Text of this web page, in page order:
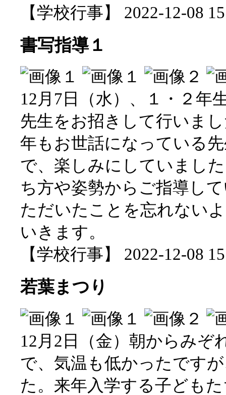
【学校行事】 2022-12-08
書写指導１
12月7日（水）、１・２年
先生をお招きして行いま
年もお世話になっている
で、楽しみにしていまし
ち方や姿勢からご指導し
ただいたことを忘れない
いきます。
【学校行事】 2022-12-08
若葉まつり
12月2日（金）朝からみぞ
で、気温も低かったです
た。来年入学する子ども